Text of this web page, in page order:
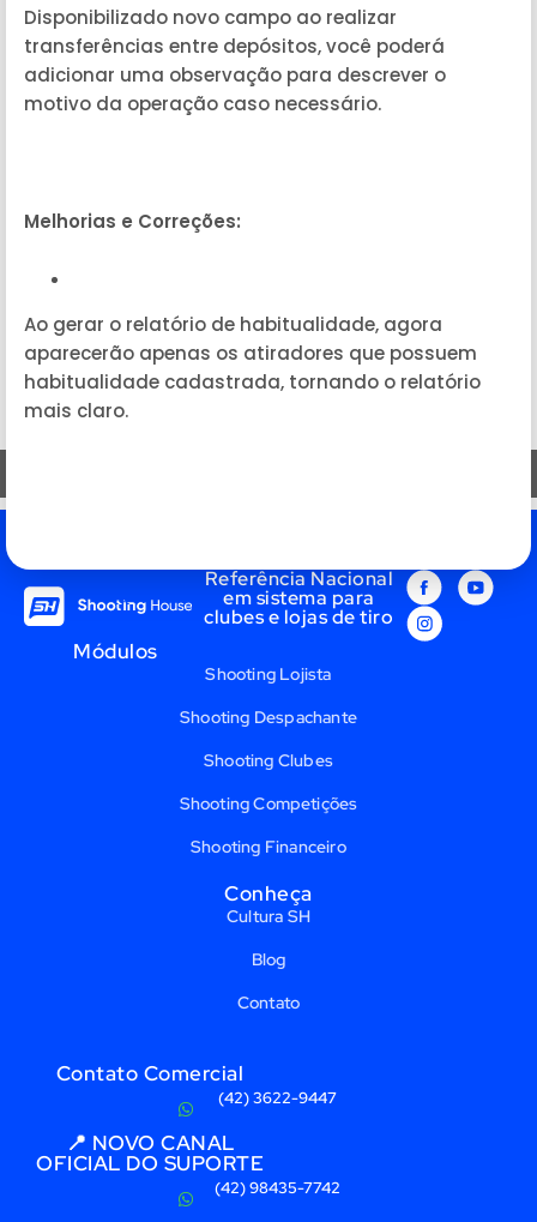
Disponibilizado novo campo ao realizar
transferências entre depósitos, você poderá
adicionar uma observação para descrever o
motivo da operação caso necessário.
Melhorias e Correções:
Ao gerar o relatório de habitualidade, agora
aparecerão apenas os atiradores que possuem
habitualidade cadastrada, tornando o relatório
mais claro.
Referência Nacional
em sistema para
clubes e lojas de tiro
Módulos
Shooting Lojista
Shooting Despachante
Shooting Clubes
Shooting Competições
Shooting Financeiro
Conheça
Cultura SH
Blog
Contato
Contato Comercial
(42) 3622-9447
📍 NOVO CANAL
OFICIAL DO SUPORTE
(42) 98435-7742